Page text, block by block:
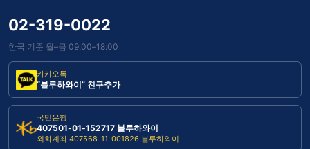
02-319-0022
한국 기준 월–금 09:00–18:00
카카오톡
“블루하와이” 친구추가
국민은행
407501-01-152717 블루하와이
외화계좌 407568-11-001826 블루하와이